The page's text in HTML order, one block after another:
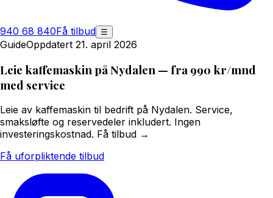
940 68 840Få tilbud ☰
GuideOppdatert 21. april 2026
Leie kaffemaskin på Nydalen — fra 990 kr/mnd
med service
Leie av kaffemaskin til bedrift på Nydalen. Service,
smaksløfte og reservedeler inkludert. Ingen
investeringskostnad. Få tilbud →
Få uforpliktende tilbud